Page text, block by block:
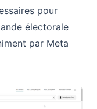
pour
électorale
par Meta